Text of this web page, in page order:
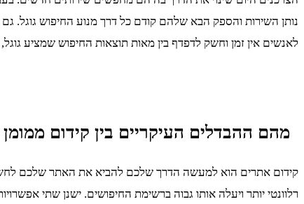
נותן השירות והספק הבא שלהם קודם כל דרך מנוע החיפוש
לאנשים אין זמן וחשק לדפדף בין מאות תוצאות החיפוש שמציע
מהם ההבדלים העיקריים בין קידום ממומן
קידום אתרים הוא למעשה הדרך שלכם להביא את האתר שלכם
רלוונטי יותר ויעלה אותו גבוה ברשימת החיפושים. ישנן שתי